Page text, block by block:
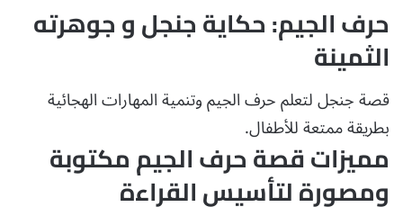
حرف الجيم: حكاية جنجل و جوهرته
الثمينة
قصة جنجل لتعلم حرف الجيم وتنمية المهارات الهجائية
بطريقة ممتعة للأطفال.
مميزات قصة حرف الجيم مكتوبة
ومصورة لتأسيس القراءة